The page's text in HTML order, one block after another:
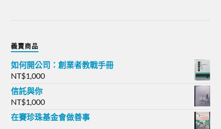
義賣商品
如何開公司：創業者教戰手冊
NT$1,000
信託與你
NT$1,000
在賽珍珠基金會做善事